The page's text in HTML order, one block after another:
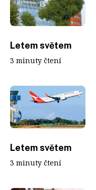
Letem světem
3 minuty čtení
Letem světem
3 minuty čtení